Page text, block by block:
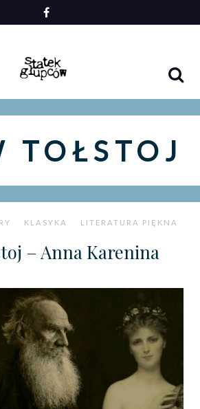
TOŁSTOJ
KLASYKA LITERATURA PIĘKNA
– Anna Karenina